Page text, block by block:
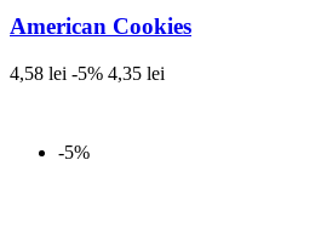
American Cookies
4,58 lei -5% 4,35 lei
-5%